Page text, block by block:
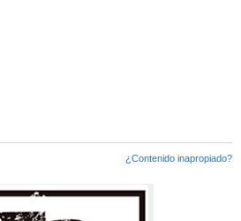
¿Contenido inapropiado?